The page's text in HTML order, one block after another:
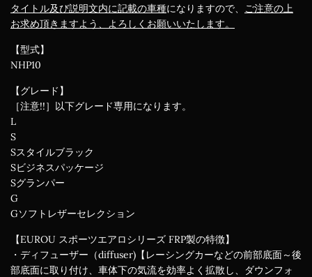
タイトル及び説明文内に記載の車種になりますので、 ご注意の上
お求め頂きますよう、よろしくお願いいたします。
【型式】
NHP10
【グレード】
［注意!!］以下グレード専用になります。
L
S
Sスタイルブラック
Sビジネスパッケージ
Sグランパー
G
Gソフトレザーセレクション
【EUROU スポーツエアロシリーズ FRP製の特徴】
・ディフューザー（diffuser)【レーシングカーなどの前部底面～後
部底面に取り付け、車体下の気流を効率よく拡散し、ダウンフォ